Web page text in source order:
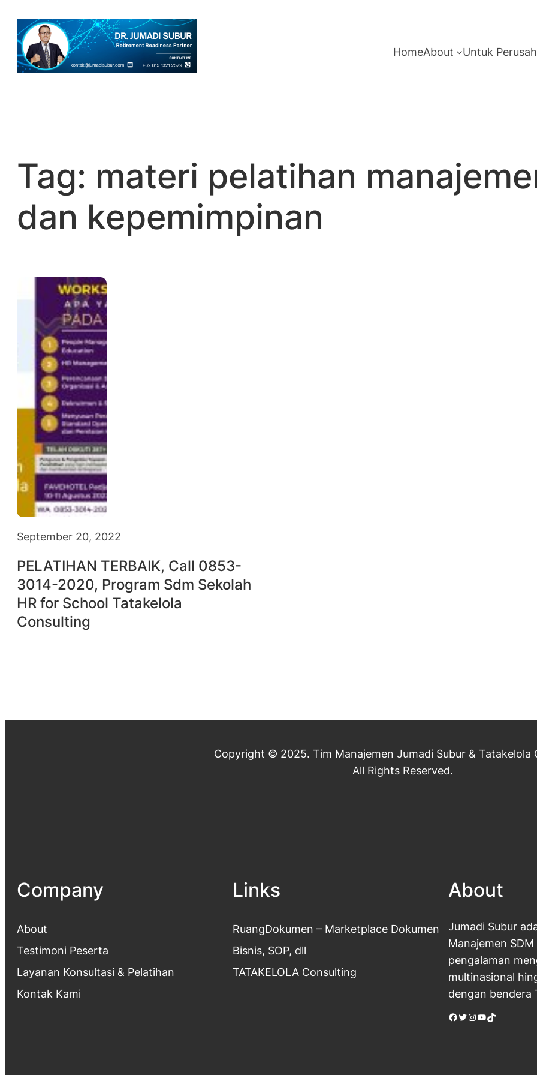
content
HomeAbout Untuk
Tag: materi pelatihan
dan kepemimpinan
September 20, 2022
PELATIHAN TERBAIK, Call 0853-
3014-2020, Program Sdm Sekolah
HR for School Tatakelola
Consulting
Copyright © 2025. Tim Manajemen Jumadi Subur & Tatakelola
All Rights Reserved.
Company
About
Testimoni Peserta
Layanan Konsultasi & Pelatihan
Kontak Kami
Links
RuangDokumen – Marketplace Dokumen
Bisnis, SOP, dll
TATAKELOLA Consulting
About
Jumadi Subur
Manajemen
pengalaman
multinasional
dengan bendera
Facebook Twitter Instagram YouTube TikTok